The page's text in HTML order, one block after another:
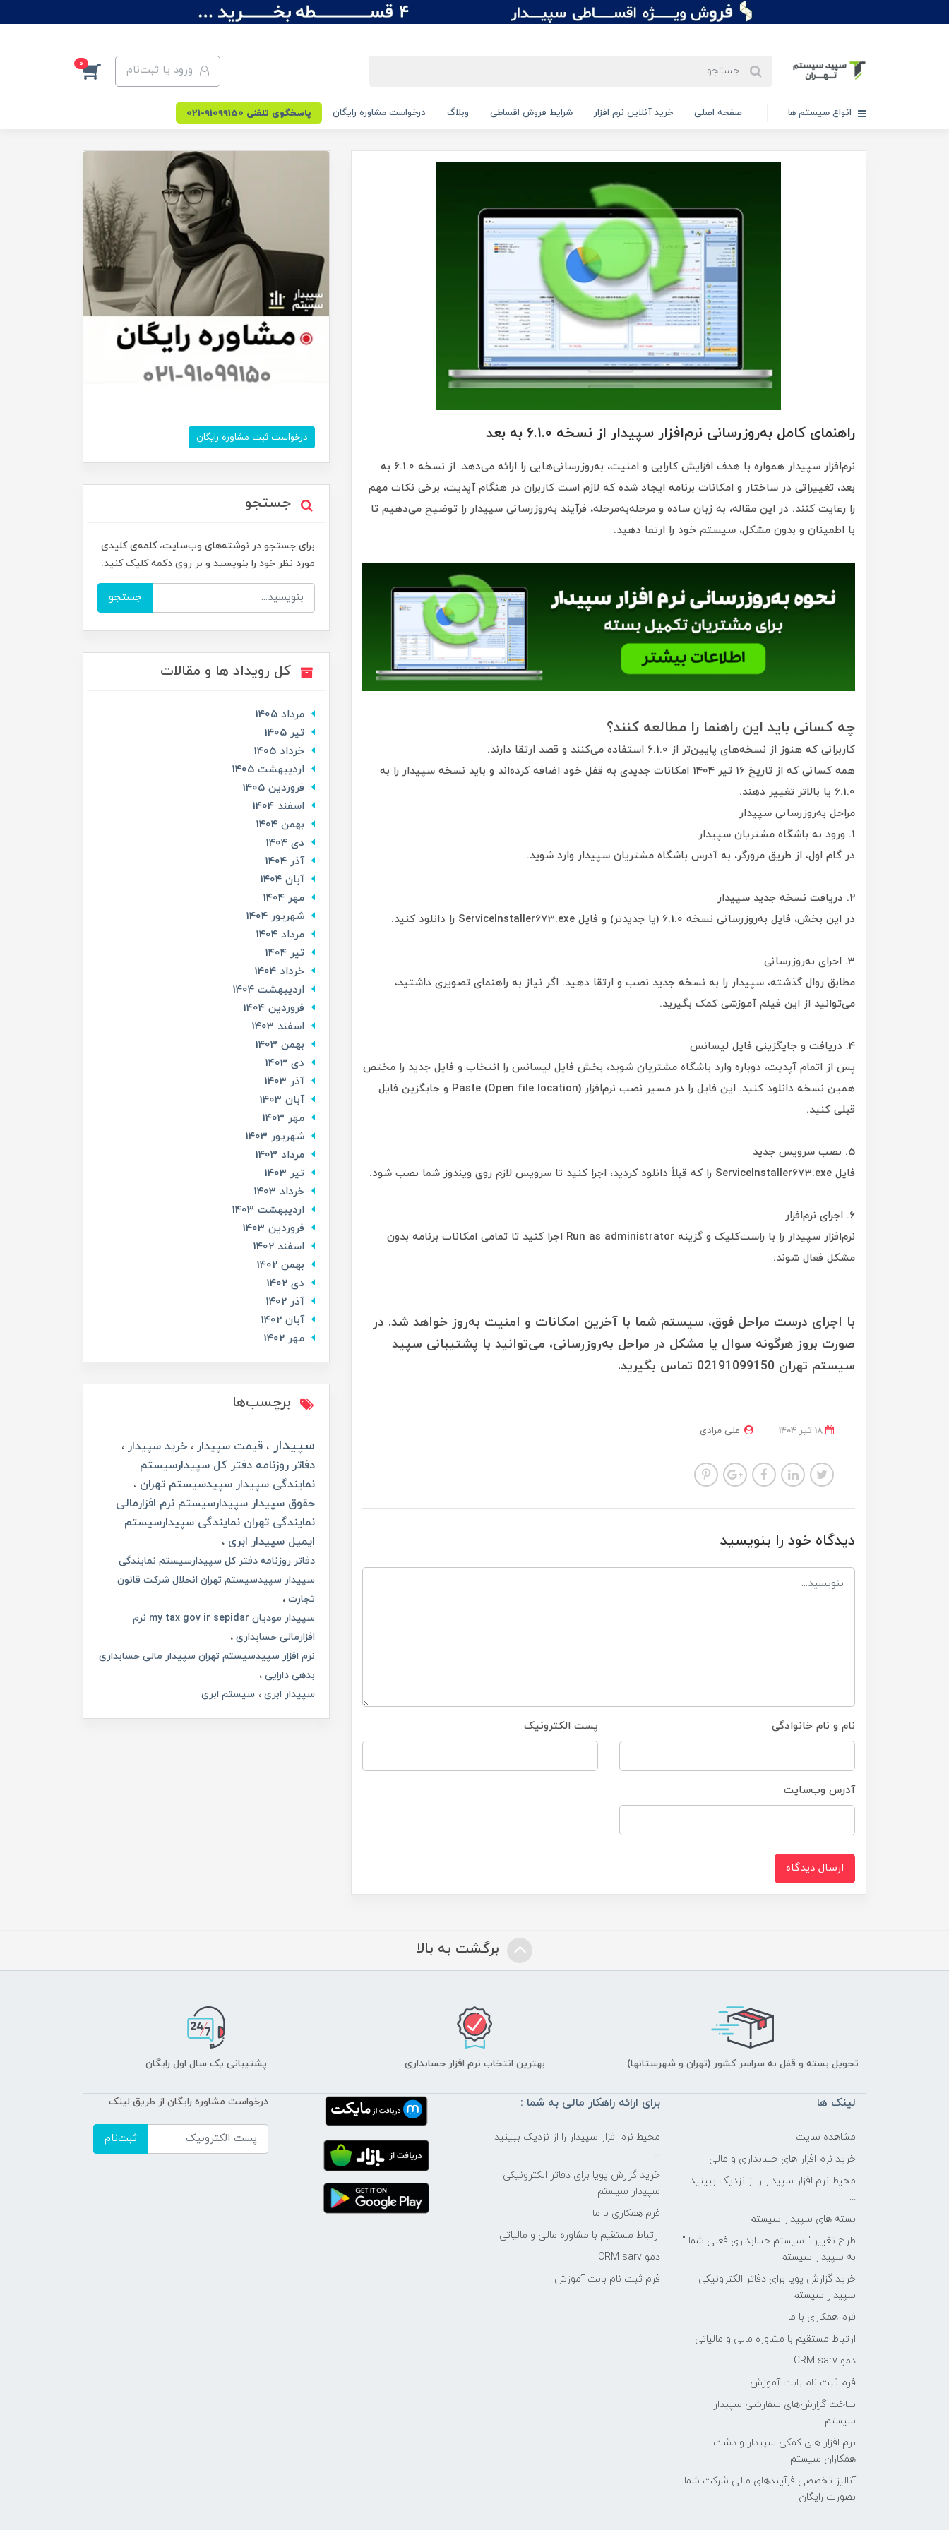
ورود یا ثبت‌نام 0
انواع سیستم ها صفحه اصلی خرید آنلاین نرم افزار شرایط فروش اقساطی وبلاگ درخواست مشاوره رایگان پاسخگوی تلفنی 91099150-021
راهنمای کامل به‌روزرسانی نرم‌افزار سپیدار از نسخه 6.1.0 به بعد
نرم‌افزار سپیدار همواره با هدف افزایش کارایی و امنیت، به‌روزرسانی‌هایی را ارائه می‌دهد. از نسخه 6.1.0 به
بعد، تغییراتی در ساختار و امکانات برنامه ایجاد شده که لازم است کاربران در هنگام آپدیت، برخی نکات مهم
را رعایت کنند. در این مقاله، به زبان ساده و مرحله‌به‌مرحله، فرآیند به‌روزرسانی سپیدار را توضیح می‌دهیم تا
با اطمینان و بدون مشکل، سیستم خود را ارتقا دهید.
چه کسانی باید این راهنما را مطالعه کنند؟
کاربرانی که هنوز از نسخه‌های پایین‌تر از 6.1.0 استفاده می‌کنند و قصد ارتقا دارند.
همه کسانی که از تاریخ 16 تیر 1404 امکانات جدیدی به قفل خود اضافه کرده‌اند و باید نسخه سپیدار را به
6.1.0 یا بالاتر تغییر دهند.
مراحل به‌روزرسانی سپیدار
1. ورود به باشگاه مشتریان سپیدار
در گام اول، از طریق مرورگر، به آدرس باشگاه مشتریان سپیدار وارد شوید.
2. دریافت نسخه جدید سپیدار
در این بخش، فایل به‌روزرسانی نسخه 6.1.0 (یا جدیدتر) و فایل ServiceInstaller673.exe را دانلود کنید.
3. اجرای به‌روزرسانی
مطابق روال گذشته، سپیدار را به نسخه جدید نصب و ارتقا دهید. اگر نیاز به راهنمای تصویری داشتید،
می‌توانید از این فیلم آموزشی کمک بگیرید.
4. دریافت و جایگزینی فایل لیسانس
پس از اتمام آپدیت، دوباره وارد باشگاه مشتریان شوید، بخش فایل لیسانس را انتخاب و فایل جدید را مختص
همین نسخه دانلود کنید. این فایل را در مسیر نصب نرم‌افزار (Open file location) Paste و جایگزین فایل
قبلی کنید.
5. نصب سرویس جدید
فایل ServiceInstaller673.exe را که قبلاً دانلود کردید، اجرا کنید تا سرویس لازم روی ویندوز شما نصب شود.
6. اجرای نرم‌افزار
نرم‌افزار سپیدار را با راست‌کلیک و گزینه Run as administrator اجرا کنید تا تمامی امکانات برنامه بدون
مشکل فعال شوند.
با اجرای درست مراحل فوق، سیستم شما با آخرین امکانات و امنیت به‌روز خواهد شد. در
صورت بروز هرگونه سوال یا مشکل در مراحل به‌روزرسانی، می‌توانید با پشتیبانی سپید
سیستم تهران 02191099150 تماس بگیرید.
علی مرادی
دیدگاه خود را بنویسید
نام و نام خانوادگی پست الکترونیک
آدرس وب‌سایت
ارسال دیدگاه
درخواست ثبت مشاوره رایگان
جستجو
برای جستجو در نوشته‌های وب‌سایت، کلمه‌ی کلیدی
مورد نظر خود را بنویسید و بر روی دکمه کلیک کنید.
جستجو
کل رویداد ها و مقالات
مرداد 1405
تير 1405
خرداد 1405
ارديبهشت 1405
فروردین 1405
اسفند 1404
بهمن 1404
دی 1404
آذر 1404
آبان 1404
مهر 1404
شهریور 1404
مرداد 1404
تير 1404
خرداد 1404
ارديبهشت 1404
فروردین 1404
اسفند 1403
بهمن 1403
دی 1403
آذر 1403
آبان 1403
مهر 1403
شهریور 1403
مرداد 1403
تير 1403
خرداد 1403
ارديبهشت 1403
فروردین 1403
اسفند 1402
بهمن 1402
دی 1402
آذر 1402
آبان 1402
مهر 1402
برچسب‌ها
سپیدار قیمت سپیدار
خرید سپیدار
دفاتر روزنامه دفتر کل سپیدارسیستم
نمایندگی سپیدار سپیدسیستم تهران
حقوق سپیدار سپیدارسیستم نرم افزارمالی
نمایندگی تهران نمایندگی سپیدارسیستم
ایمیل سپیدار ابری
دفاتر روزنامه دفتر کل سپیدارسیستم نمایندگی
سپیدار سپیدسیستم تهران انحلال شرکت قانون
تجارت
سپیدار مودیان my tax gov ir sepidar نرم
افزارمالی حسابداری
نرم افزار سپیدسیستم تهران سپیدار مالی حسابداری
بدهی دارایی
سپیدار ابری
سیستم ابری
برگشت به بالا
تحویل بسته و قفل به سراسر کشور (تهران و شهرستانها) بهترین انتخاب نرم افزار حسابداری پشتیبانی یک سال اول رایگان
لینک ها
مشاهده سایت
خرید نرم افزار های حسابداری و مالی
محیط نرم افزار سپیدار را از نزدیک ببینید
...
بسته های سپیدار سیستم
طرح تغییر " سیستم حسابداری فعلی شما "
به سپیدار سیستم
خرید گزارش پویا برای دفاتر الکترونیکی
سپیدار سیستم
فرم همکاری با ما
ارتباط مستقیم با مشاوره مالی و مالیاتی
دمو CRM sarv
فرم ثبت نام بابت آموزش
ساخت گزارش‌های سفارشی سپیدار
سیستم
نرم افزار های کمکی سپیدار و دشت
همکاران سیستم
آنالیز تخصصی فرآیندهای مالی شرکت شما
بصورت رایگان
برای ارائه راهکار مالی به شما :
محیط نرم افزار سپیدار را از نزدیک ببینید
...
خرید گزارش پویا برای دفاتر الکترونیکی
سپیدار سیستم
فرم همکاری با ما
ارتباط مستقیم با مشاوره مالی و مالیاتی
دمو CRM sarv
فرم ثبت نام بابت آموزش
درخواست مشاوره رایگان از طریق لینک
ثبت‌نام